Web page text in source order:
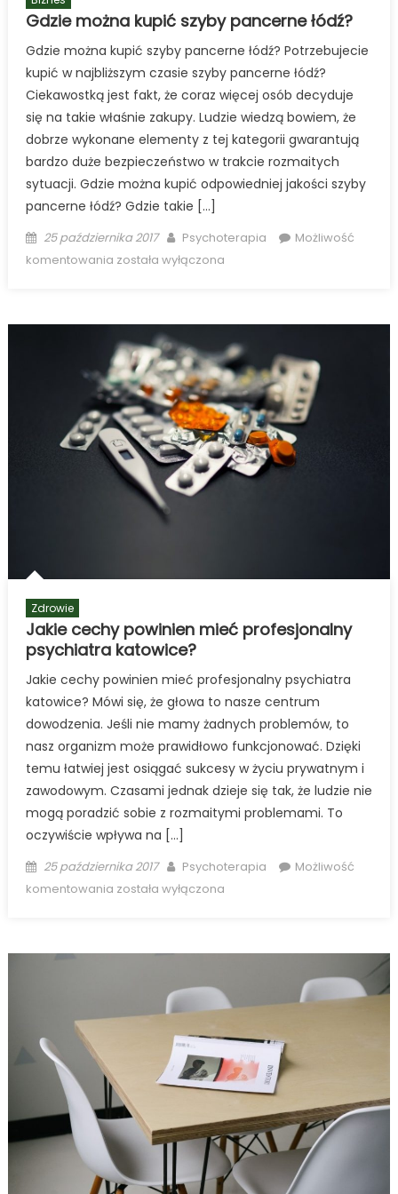
Gdzie można kupić szyby pancerne łódź?
Gdzie można kupić szyby pancerne łódź? Potrzebujecie
kupić w najbliższym czasie szyby pancerne łódź?
Ciekawostką jest fakt, że coraz więcej osób decyduje
się na takie właśnie zakupy. Ludzie wiedzą bowiem, że
dobrze wykonane elementy z tej kategorii gwarantują
bardzo duże bezpieczeństwo w trakcie rozmaitych
sytuacji. Gdzie można kupić odpowiedniej jakości szyby
pancerne łódź? Gdzie takie […]
Posted
on
25 października 2017 Author
Psychoterapia
Możliwość
komentowania Gdzie
pancerne
łódź?
została wyłączona
Zdrowie
Jakie cechy powinien mieć profesjonalny
psychiatra katowice?
Jakie cechy powinien mieć profesjonalny psychiatra
katowice? Mówi się, że głowa to nasze centrum
dowodzenia. Jeśli nie mamy żadnych problemów, to
nasz organizm może prawidłowo funkcjonować. Dzięki
temu łatwiej jest osiągać sukcesy w życiu prywatnym i
zawodowym. Czasami jednak dzieje się tak, że ludzie nie
mogą poradzić sobie z rozmaitymi problemami. To
oczywiście wpływa na […]
Posted
on
25 października 2017 Author
Psychoterapia
Możliwość
komentowania Jakie
psychiatra
katowice?
została wyłączona